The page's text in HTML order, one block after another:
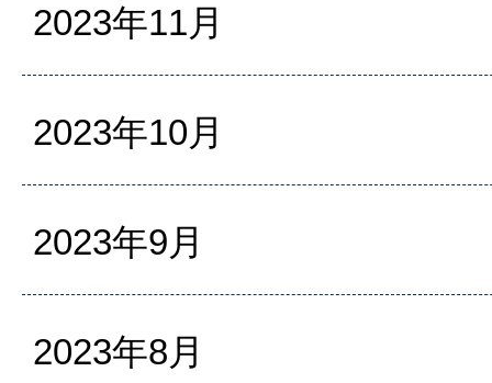
2023年11月
2023年10月
2023年9月
2023年8月